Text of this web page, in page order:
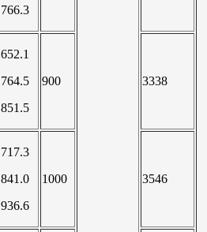
766.3
652.1
764.5
851.5
900 3338
717.3
841.0
936.6
1000 3546